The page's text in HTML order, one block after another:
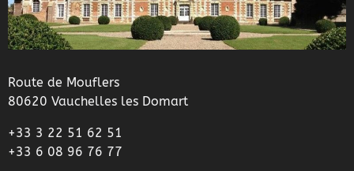
Route de Mouflers
80620 Vauchelles les Domart
+33 3 22 51 62 51
+33 6 08 96 76 77